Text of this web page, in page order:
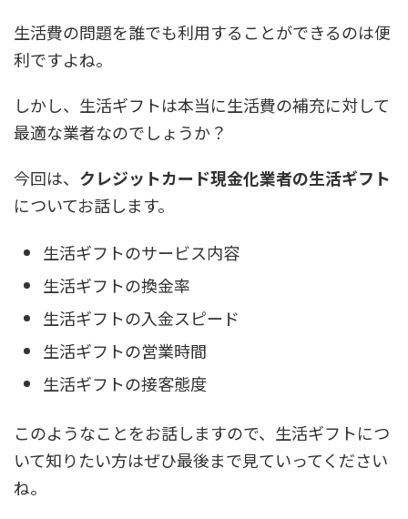
生活費の問題を誰でも利用することができるのは便
利ですよね。
しかし、生活ギフトは本当に生活費の補充に対して
最適な業者なのでしょうか？
今回は、 クレジットカード現金化業者の生活ギフト
についてお話します。
生活ギフトのサービス内容
生活ギフトの換金率
生活ギフトの入金スピード
生活ギフトの営業時間
生活ギフトの接客態度
このようなことをお話しますので、生活ギフトにつ
いて知りたい方はぜひ最後まで見ていってください
ね。